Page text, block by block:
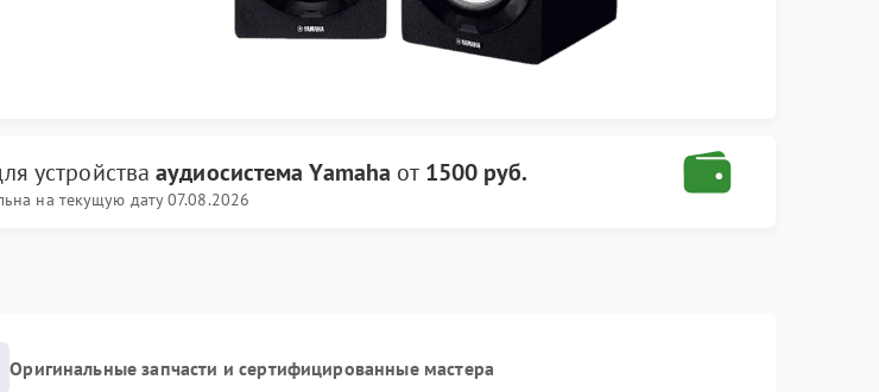
устройствааудиосистема Yamaha от 1500 руб.
на текущую дату 07.08.2026
Оригинальные запчасти и сертифицированные мастера